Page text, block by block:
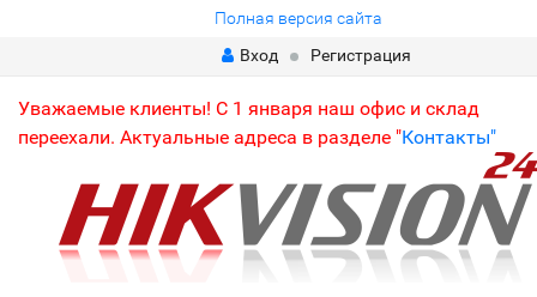
Полная версия сайта
Вход
Регистрация
Уважаемые клиенты! С 1 января наш офис и склад
переехали. Актуальные адреса в разделе "Контакты"